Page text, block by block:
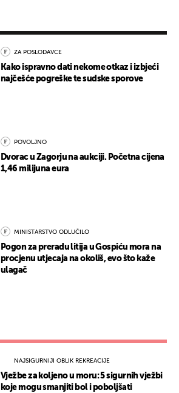
ZA POSLODAVCE
Kako ispravno dati nekome otkaz i izbjeći
najčešće pogreške te sudske sporove
POVOLJNO
Dvorac u Zagorju na aukciji. Početna cijena
1,46 milijuna eura
MINISTARSTVO ODLUČILO
Pogon za preradu litija u Gospiću mora na
procjenu utjecaja na okoliš, evo što kaže
ulagač
NAJSIGURNIJI OBLIK REKREACIJE
Vježbe za koljeno u moru: 5 sigurnih vježbi
koje mogu smanjiti bol i poboljšati